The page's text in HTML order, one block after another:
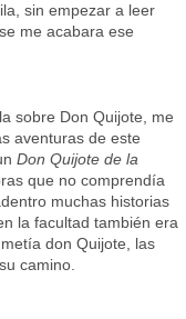
sin empezar a leer
me acabara ese
sobre Don Quijote, me
aventuras de este
Don Quijote de la
que no comprendía
muchas historias
la facultad también era
don Quijote, las
camino.